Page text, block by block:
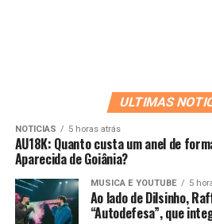
ULTIMAS
NOTICIAS 5 horas atrás
AU18K: Quanto custa um anel de
Aparecida de Goiânia?
MUSICA E YOUTUBE 5
Ao lado de Dilsinho,
“Autodefesa”, que